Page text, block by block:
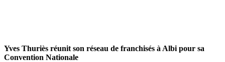
Yves Thuriès réunit son réseau de franchisés à Albi pour sa
Convention Nationale